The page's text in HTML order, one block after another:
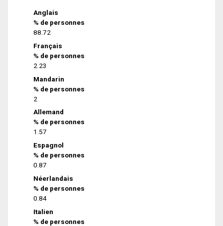
Anglais
% de personnes
88.72
Français
% de personnes
2.23
Mandarin
% de personnes
2
Allemand
% de personnes
1.57
Espagnol
% de personnes
0.87
Néerlandais
% de personnes
0.84
Italien
% de personnes